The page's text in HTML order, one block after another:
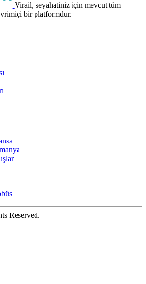
Virail, seyahatiniz için mevcut tüm
bir platformdur.
Reserved.